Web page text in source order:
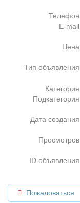
Телефон
E-mail
Цена
Тип объявления
Категория
Подкатегория
Дата создания
Просмотров
ID объявления
Пожаловаться